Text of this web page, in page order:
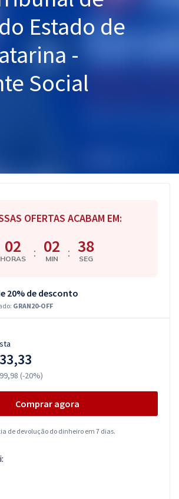
Estado de
-
Social
OFERTAS ACABAM EM:
02
HORAS : 02
MIN : 37
SEG
20% de desconto
GRAN20-OFF
(-20%)
Comprar agora
de devolução do dinheiro em 7 dias.